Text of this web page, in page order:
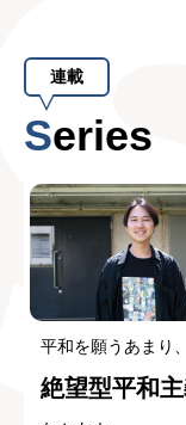
連載
Series
平和を願うあまり
絶望型平和